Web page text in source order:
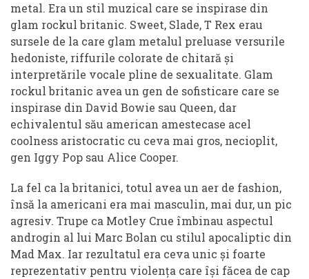
metal. Era un stil muzical care se inspirase din
glam rockul britanic. Sweet, Slade, T Rex erau
sursele de la care glam metalul preluase versurile
hedoniste, riffurile colorate de chitară și
interpretările vocale pline de sexualitate. Glam
rockul britanic avea un gen de sofisticare care se
inspirase din David Bowie sau Queen, dar
echivalentul său american amestecase acel
coolness aristocratic cu ceva mai gros, necioplit,
gen Iggy Pop sau Alice Cooper.
La fel ca la britanici, totul avea un aer de fashion,
însă la americani era mai masculin, mai dur, un pic
agresiv. Trupe ca Motley Crue îmbinau aspectul
androgin al lui Marc Bolan cu stilul apocaliptic din
Mad Max. Iar rezultatul era ceva unic și foarte
reprezentativ pentru violența care își făcea de cap